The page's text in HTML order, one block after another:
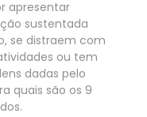
apresentar
sustentada
se distraem com
ou tem
dadas pelo
quais são os 9